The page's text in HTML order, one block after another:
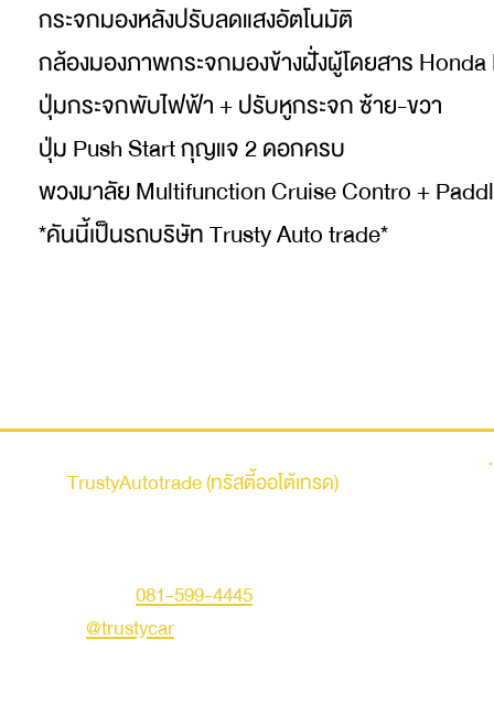
กระจกมองหลังปรับลดแสงอัตโนมัติ
กล้องมองภาพกระจกมองข้างฝั่งผู้โดยสาร Honda
ปุ่มกระจกพับไฟฟ้า + ปรับหูกระจก ซ้าย-ขวา
ปุ่ม Push Start กุญแจ 2 ดอกครบ
พวงมาลัย Multifunction Cruise Contro +
*คันนี้เป็นรถบริษัท Trusty Auto trade*
TrustyAutotrade (ทรัสตี้ออโต้เทรด)
081-599-4445
@trustycar